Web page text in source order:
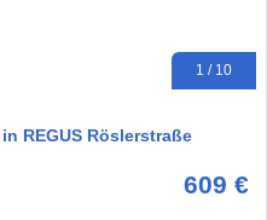
1 / 10
REGUS Röslerstraße
609 €